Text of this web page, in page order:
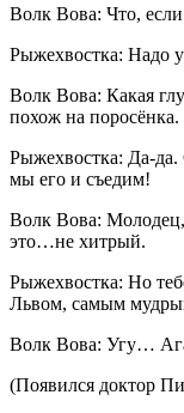
Волк Вова: Что,
Рыжехвостка: Надо
Волк Вова: Какая
похож на поросёнка.
Рыжехвостка: Да-да.
мы его и съедим!
Волк Вова:
это…не хитрый.
Рыжехвостка: Но
Львом, самым
Волк Вова: Угу…
(Появился доктор